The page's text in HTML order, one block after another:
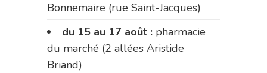
Bonnemaire (rue Saint-Jacques)
du 15 au 17 août : pharmacie
du marché (2 allées Aristide
Briand)